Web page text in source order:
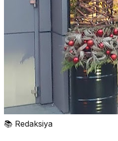
📚 Redaksiya